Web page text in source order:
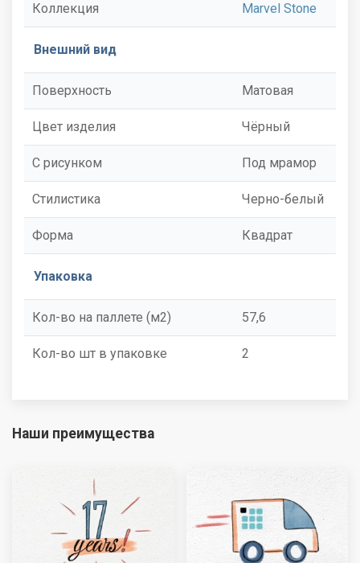
Коллекция Marvel Stone
Внешний вид
Поверхность Матовая
Цвет изделия Чёрный
С рисунком Под мрамор
Стилистика Черно-белый
Форма Квадрат
Упаковка
Кол-во на паллете (м2) 57,6
Кол-во шт в упаковке 2
Наши преимущества